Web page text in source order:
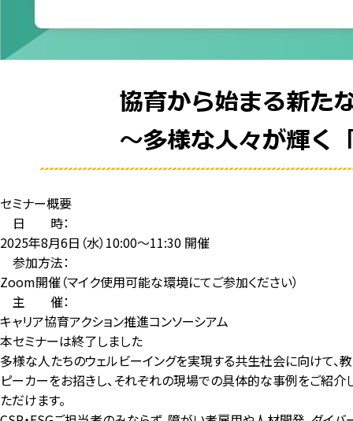
セミナー概要
日 時：
2025年8月6日（水）10:00～11:30 開催
参加方法：
Zoom開催（マイク使用可能な環境にてご参加ください）
主 催：
キャリア協育アクション推進コンソーシアム
本セミナーは終了しました
多様な人たちのウェルビーイングを実現する共生社会に向けて、教
ピーカーをお招きし、それぞれの現場での具体的な事例をご紹
ただけます。